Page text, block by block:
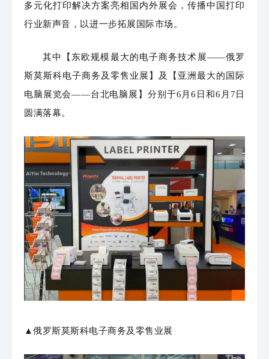
多元化打印解决方案亮相国内外展会，传播中国打印
行业新声音， 以进一步拓展国际市场。
其中【东欧规模最大的电子商务技术展——俄罗
斯莫斯科电子商务及零售业展】及【亚洲最大的国际
电脑展览会——台北电脑展】分别于6月6日和6月7日
圆满落幕。
▲俄罗斯莫斯科电子商务及零售业展